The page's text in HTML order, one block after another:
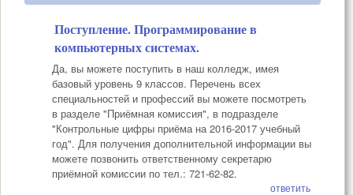
Поступление. Программирование в
компьютерных системах.
Да, вы можете поступить в наш колледж, имея
базовый уровень 9 классов. Перечень всех
специальностей и профессий вы можете посмотреть
в разделе "Приёмная комиссия", в подразделе
"Контрольные цифры приёма на 2016-2017 учебный
год". Для получения дополнительной информации вы
можете позвонить ответственному секретарю
приёмной комиссии по тел.: 721-62-82.
ответить